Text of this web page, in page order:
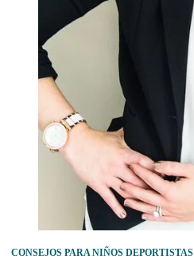
CONSEJOS PARA NIÑOS DEPORTISTAS